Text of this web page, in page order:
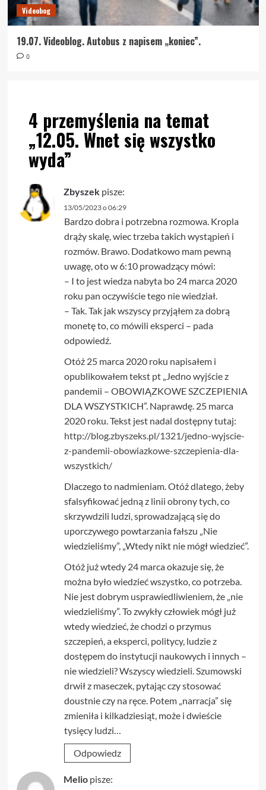
Videobog
19.07. Videoblog. Autobus z napisem „koniec”.
0
4 przemyślenia na temat
„12.05. Wnet się wszystko
wyda”
Zbyszek pisze:
13/05/2023 o 06:29
Bardzo dobra i potrzebna rozmowa. Kropla
drąży skalę, wiec trzeba takich wystąpień i
rozmów. Brawo. Dodatkowo mam pewną
uwagę, oto w 6:10 prowadzący mówi:
– I to jest wiedza nabyta bo 24 marca 2020
roku pan oczywiście tego nie wiedział.
– Tak. Tak jak wszyscy przyjąłem za dobrą
monetę to, co mówili eksperci – pada
odpowiedź.
Otóż 25 marca 2020 roku napisałem i
opublikowałem tekst pt „Jedno wyjście z
pandemii – OBOWIĄZKOWE SZCZEPIENIA
DLA WSZYSTKICH”. Naprawdę. 25 marca
2020 roku. Tekst jest nadal dostępny tutaj:
http://blog.zbyszeks.pl/1321/jedno-wyjscie-
z-pandemii-obowiazkowe-szczepienia-dla-
wszystkich/
Dlaczego to nadmieniam. Otóż dlatego, żeby
sfalsyfikować jedną z linii obrony tych, co
skrzywdzili ludzi, sprowadzającą się do
uporczywego powtarzania fałszu „Nie
wiedzieliśmy”, „Wtedy nikt nie mógł wiedzieć”.
Otóż już wtedy 24 marca okazuje się, że
można było wiedzieć wszystko, co potrzeba.
Nie jest dobrym usprawiedliwieniem, że „nie
wiedzieliśmy”. To zwykły człowiek mógł już
wtedy wiedzieć, że chodzi o przymus
szczepień, a eksperci, politycy, ludzie z
dostępem do instytucji naukowych i innych –
nie wiedzieli? Wszyscy wiedzieli. Szumowski
drwił z maseczek, pytając czy stosować
doustnie czy na ręce. Potem „narracja” się
zmieniła i kilkadziesiąt, może i dwieście
tysięcy ludzi…
Odpowiedz
Melio pisze: